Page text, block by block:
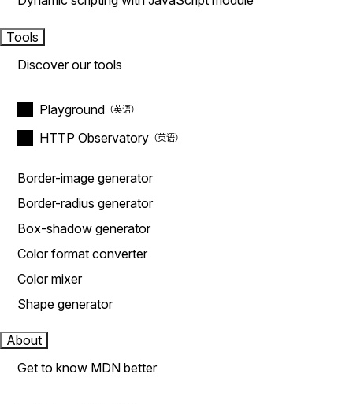
Tools
Discover our tools
Playground
HTTP Observatory
Border-image generator
Border-radius generator
Box-shadow generator
Color format converter
Color mixer
Shape generator
About
Get to know MDN better